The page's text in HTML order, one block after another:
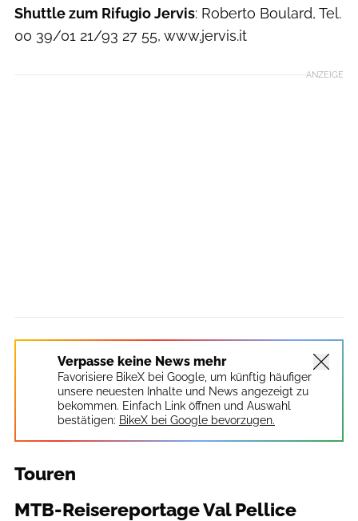
Shuttle zum Rifugio Jervis: Roberto Boulard, Tel.
00 39/01 21/93 27 55, www.jervis.it
ANZEIGE
Verpasse keine News mehr
Favorisiere BikeX bei Google, um künftig häufiger
unsere neuesten Inhalte und News angezeigt zu
bekommen. Einfach Link öffnen und Auswahl
bestätigen: BikeX bei Google bevorzugen.
Touren
MTB-Reisereportage Val Pellice